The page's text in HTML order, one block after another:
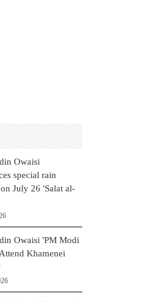
Owaisi
special rain
July 26 'Salat al-
Owaisi 'PM Modi
Khamenei